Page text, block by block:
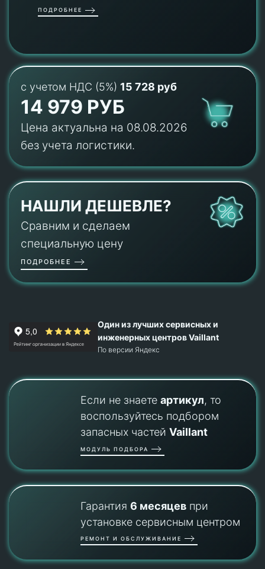
ПОДРОБНЕЕ
с учетом НДС (5%) 15 728 руб
14 979 РУБ
Цена актуальна на 08.08.2026
без учета логистики.
НАШЛИ ДЕШЕВЛЕ?
Сравним и сделаем
специальную цену
ПОДРОБНЕЕ
Один из лучших сервисных и
инженерных центров Vaillant
По версии Яндекс
Если не знаете артикул, то
воспользуйтесь подбором
запасных частей Vaillant
МОДУЛЬ ПОДБОРА
Гарантия 6 месяцевпри
установке сервисным центром
РЕМОНТ И ОБСЛУЖИВАНИЕ